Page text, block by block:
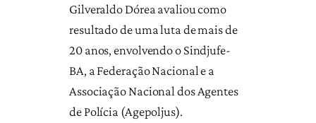
Gilveraldo Dórea avaliou como
resultado de uma luta de mais de
20 anos, envolvendo o Sindjufe-
BA, a Federação Nacional e a
Associação Nacional dos Agentes
de Polícia (Agepoljus).